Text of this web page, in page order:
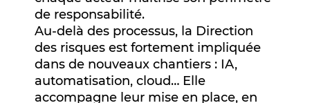
de responsabilité.
Au-delà des processus, la Direction
des risques est fortement impliquée
dans de nouveaux chantiers : IA,
automatisation, cloud… Elle
accompagne leur mise en place, en